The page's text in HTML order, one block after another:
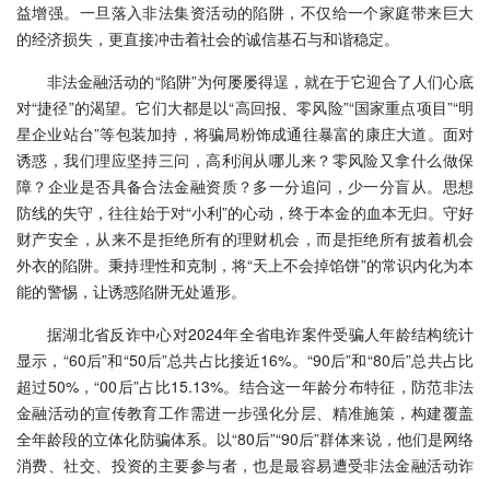
益增强。一旦落入非法集资活动的陷阱，不仅给一个家庭带来巨大
的经济损失，更直接冲击着社会的诚信基石与和谐稳定。
非法金融活动的“陷阱”为何屡屡得逞，就在于它迎合了人们心底
对“捷径”的渴望。它们大都是以“高回报、零风险”“国家重点项目”“明
星企业站台”等包装加持，将骗局粉饰成通往暴富的康庄大道。面对
诱惑，我们理应坚持三问，高利润从哪儿来？零风险又拿什么做保
障？企业是否具备合法金融资质？多一分追问，少一分盲从。思想
防线的失守，往往始于对“小利”的心动，终于本金的血本无归。守好
财产安全，从来不是拒绝所有的理财机会，而是拒绝所有披着机会
外衣的陷阱。秉持理性和克制，将“天上不会掉馅饼”的常识内化为本
能的警惕，让诱惑陷阱无处遁形。
据湖北省反诈中心对2024年全省电诈案件受骗人年龄结构统计
显示，“60后”和“50后”总共占比接近16%。“90后”和“80后”总共占比
超过50%，“00后”占比15.13%。结合这一年龄分布特征，防范非法
金融活动的宣传教育工作需进一步强化分层、精准施策，构建覆盖
全年龄段的立体化防骗体系。以“80后”“90后”群体来说，他们是网络
消费、社交、投资的主要参与者，也是最容易遭受非法金融活动诈